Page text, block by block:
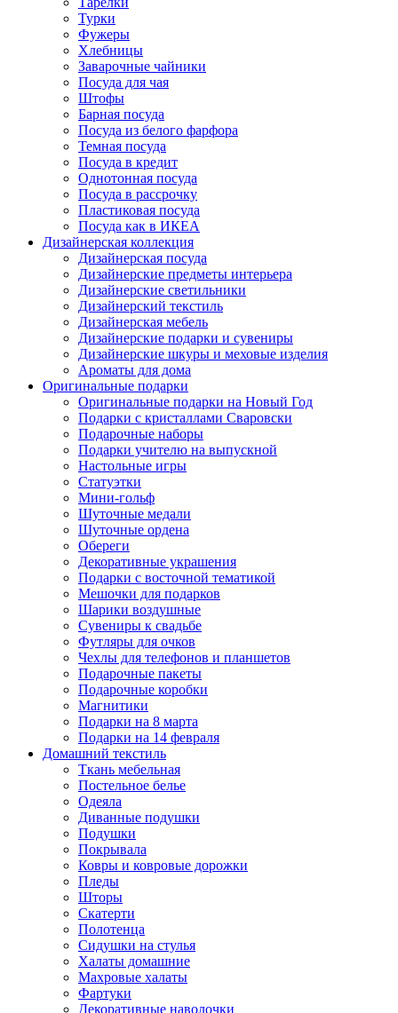
Турки
Фужеры
Хлебницы
Заварочные чайники
Посуда для чая
Штофы
Барная посуда
Посуда из белого фарфора
Темная посуда
Посуда в кредит
Однотонная посуда
Посуда в рассрочку
Пластиковая посуда
Посуда как в ИКЕА
Дизайнерская коллекция
Дизайнерская посуда
Дизайнерские предметы интерьера
Дизайнерские светильники
Дизайнерский текстиль
Дизайнерская мебель
Дизайнерские подарки и сувениры
Дизайнерские шкуры и меховые изделия
Ароматы для дома
Оригинальные подарки
Оригинальные подарки на Новый Год
Подарки с кристаллами Сваровски
Подарочные наборы
Подарки учителю на выпускной
Настольные игры
Статуэтки
Мини-гольф
Шуточные медали
Шуточные ордена
Обереги
Декоративные украшения
Подарки с восточной тематикой
Мешочки для подарков
Шарики воздушные
Сувениры к свадьбе
Футляры для очков
Чехлы для телефонов и планшетов
Подарочные пакеты
Подарочные коробки
Магнитики
Подарки на 8 марта
Подарки на 14 февраля
Домашний текстиль
Ткань мебельная
Постельное белье
Одеяла
Диванные подушки
Подушки
Покрывала
Ковры и ковровые дорожки
Пледы
Шторы
Скатерти
Полотенца
Сидушки на стулья
Халаты домашние
Махровые халаты
Фартуки
Декоративные наволочки